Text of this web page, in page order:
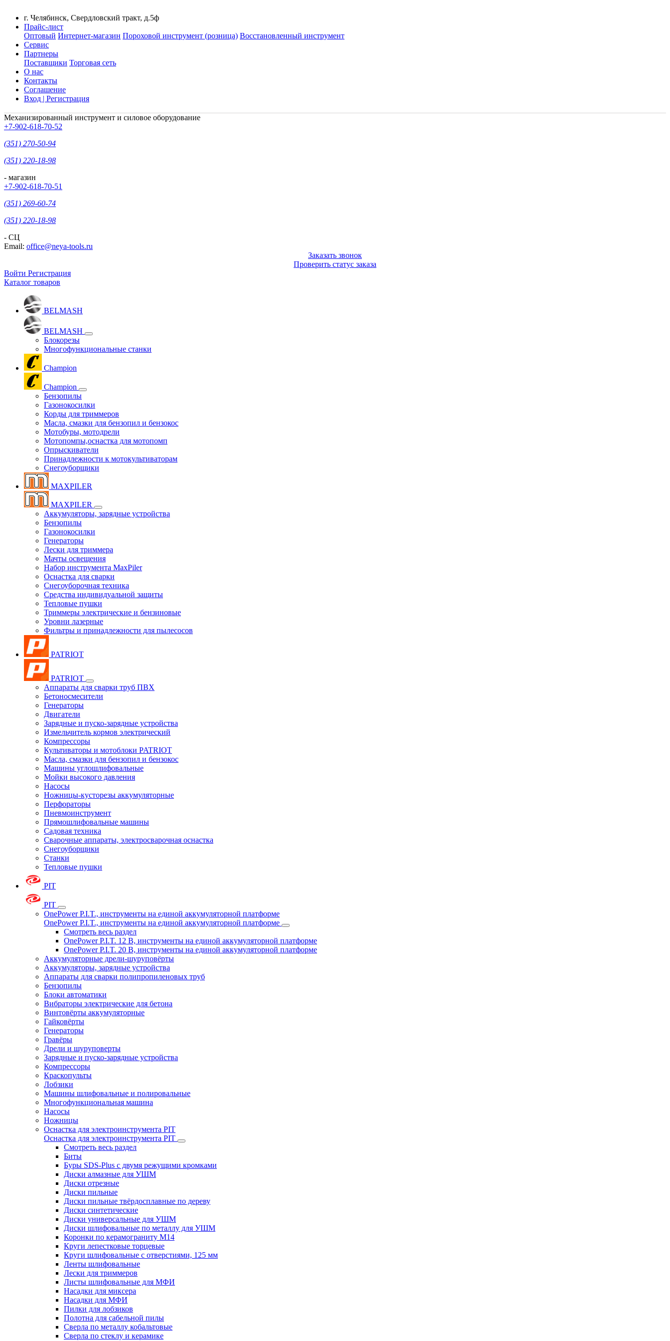
г. Челябинск, Свердловский тракт, д.5ф
Прайс-лист
Оптовый Интернет-магазин Пороховой инструмент (розница) Восстановленный инструмент
Сервис
Партнеры
Поставщики Торговая сеть
О нас
Контакты
Соглашение
Вход | Регистрация
Механизированный инструмент и силовое оборудование
+7-902-618-70-52
(351) 270-50-94
(351) 220-18-98
- магазин
+7-902-618-70-51
(351) 269-60-74
(351) 220-18-98
- СЦ
Email: office@neya-tools.ru
Заказать звонок
Проверить статус заказа
Войти Регистрация
Каталог товаров
BELMASH
BELMASH
Блокорезы
Многофункциональные станки
Champion
Champion
Бензопилы
Газонокосилки
Корды для триммеров
Масла, смазки для бензопил и бензокос
Мотобуры, мотодрели
Мотопомпы,оснастка для мотопомп
Опрыскиватели
Принадлежности к мотокультиваторам
Снегоуборщики
MAXPILER
MAXPILER
Аккумуляторы, зарядные устройства
Бензопилы
Газонокосилки
Генераторы
Лески для триммера
Мачты освещения
Набор инструмента MaxPiler
Оснастка для сварки
Снегоуборочная техника
Средства индивидуальной защиты
Тепловые пушки
Триммеры электрические и бензиновые
Уровни лазерные
Фильтры и принадлежности для пылесосов
PATRIOT
PATRIOT
Аппараты для сварки труб ПВХ
Бетоносмесители
Генераторы
Двигатели
Зарядные и пуско-зарядные устройства
Измельчитель кормов электрический
Компрессоры
Культиваторы и мотоблоки PATRIOT
Масла, смазки для бензопил и бензокос
Машины углошлифовальные
Мойки высокого давления
Насосы
Ножницы-кусторезы аккумуляторные
Перфораторы
Пневмоинструмент
Прямошлифовальные машины
Садовая техника
Сварочные аппараты, электросварочная оснастка
Снегоуборщики
Станки
Тепловые пушки
PIT
PIT
OnePower P.I.T., инструменты на единой аккумуляторной платформе
OnePower P.I.T., инструменты на единой аккумуляторной платформе
Смотреть весь раздел
OnePower P.I.T. 12 В, инструменты на единой аккумуляторной платформе
OnePower P.I.T. 20 В, инструменты на единой аккумуляторной платформе
Аккумуляторные дрели-шуруповёрты
Аккумуляторы, зарядные устройства
Аппараты для сварки полипропиленовых труб
Бензопилы
Блоки автоматики
Вибраторы электрические для бетона
Винтовёрты аккумуляторные
Гайковёрты
Генераторы
Гравёры
Дрели и шуруповерты
Зарядные и пуско-зарядные устройства
Компрессоры
Краскопульты
Лобзики
Машины шлифовальные и полировальные
Многофункциональная машина
Насосы
Ножницы
Оснастка для электроинструмента PIT
Оснастка для электроинструмента PIT
Смотреть весь раздел
Биты
Буры SDS-Plus c двумя режущими кромками
Диски алмазные для УШМ
Диски отрезные
Диски пильные
Диски пильные твёрдосплавные по дереву
Диски синтетические
Диски универсальные для УШМ
Диски шлифовальные по металлу для УШМ
Коронки по керамограниту M14
Круги лепестковые торцевые
Круги шлифовальные с отверстиями, 125 мм
Ленты шлифовальные
Лески для триммеров
Листы шлифовальные для МФИ
Насадки для миксера
Насадки для МФИ
Пилки для лобзиков
Полотна для сабельной пилы
Сверла по металлу кобальтовые
Сверла по стеклу и керамике